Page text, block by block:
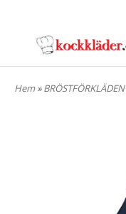
Hem»BRÖSTFÖRKLÄDEN